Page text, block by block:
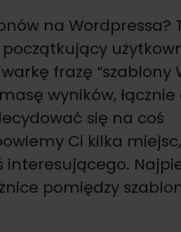
na Wordpressa?
frazę “szablony
wyników, łącznie
się na coś
Ci kilka
interesującego.
pomiędzy